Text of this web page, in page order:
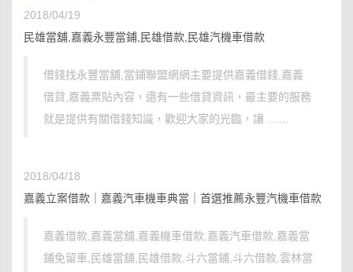
2018/04/19
民雄當舖,嘉義永豐當鋪,民雄借款,民雄汽機車借款
借錢找永豐當舖,當鋪聯盟網網主要提供嘉義借錢,嘉義
借貸,嘉義票貼內容，還有一些借貸資訊，最主要的服務
就是提供有關借錢知識，歡迎大家的光臨，讓 ……
2018/04/18
嘉義立案借款｜嘉義汽車機車典當｜首選推薦永豐汽機車借款
嘉義借款,嘉義當舖,嘉義機車借款,嘉義汽車借款,嘉義當
鋪免留車,民雄當舖,民雄借款,斗六當鋪,斗六借款,雲林當